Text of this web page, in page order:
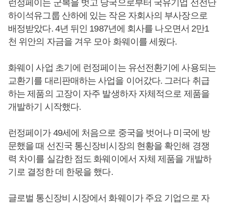
런정페이는 군복을 벗고 당국으로부터 국유기업 선전난
하이석유그룹 산하에 있는 작은 자회사의 부사장으로
배정받았다. 4년 뒤인 1987년에 회사를 나오면서 2만1
천 위안의 자금을 겨우 모아 화웨이를 세웠다.
화웨이 사업 초기에 런정페이는 유선전환기에 사용되는
교환기를 대리판매하는 사업을 이어갔다. 그러다 취급
하는 제품의 고장이 자주 발생하자 자체적으로 제품을
개발하기 시작했다.
런정페이가 49세에 처음으로 중국을 벗어나 미국에 방
문했을 때 선진국 통신장비시장의 현황을 확인해 경쟁
력 차이를 실감한 점도 화웨이에서 자체 제품을 개발하
기로 결정한 데 한몫을 했다.
글로벌 통신장비 시장에서 화웨이가 주요 기업으로 자